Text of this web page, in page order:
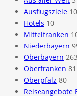
Ausflugsziele
Hotels 10
Mittelfranken
Niederbayern
Oberbayern 263
Oberfranken 81
Oberpfalz 80
Reiseangebote